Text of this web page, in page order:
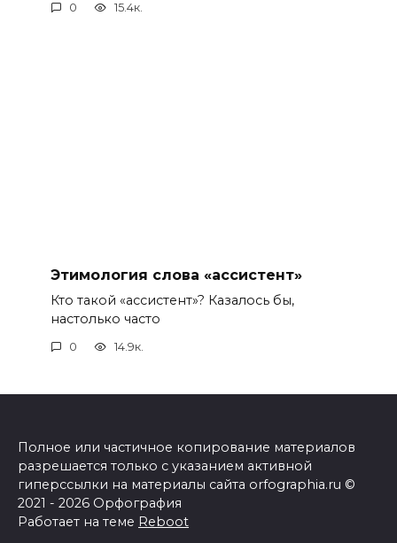
0 15.4к.
Этимология слова «ассистент»
Кто такой «ассистент»? Казалось бы,
настолько часто
0 14.9к.
Полное или частичное копирование материалов
разрешается только с указанием активной
гиперссылки на материалы сайта orfographia.ru ©
2021 - 2026 Орфография
Работает на теме Reboot